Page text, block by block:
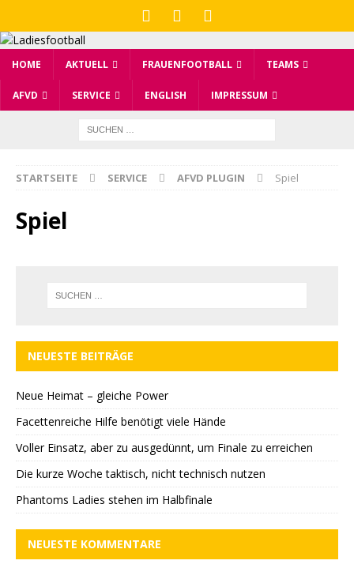
HOME AKTUELL FRAUENFOOTBALL TEAMS
AFVD SERVICE ENGLISH IMPRESSUM
STARTSEITE SERVICE AFVD PLUGIN Spiel
Spiel
NEUESTE BEITRÄGE
Neue Heimat – gleiche Power
Facettenreiche Hilfe benötigt viele Hände
Voller Einsatz, aber zu ausgedünnt, um Finale zu erreichen
Die kurze Woche taktisch, nicht technisch nutzen
Phantoms Ladies stehen im Halbfinale
NEUESTE KOMMENTARE